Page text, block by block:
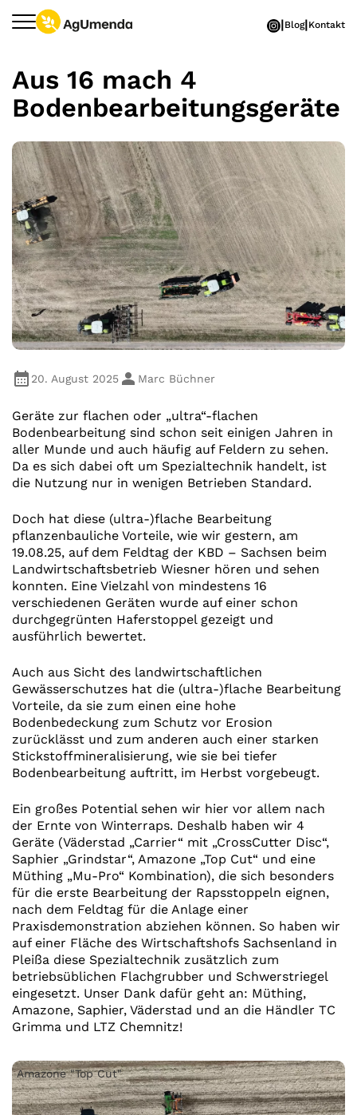
Zum Hauptinhalt springen
Blog Kontakt
Aus 16 mach 4
Bodenbearbeitungsgeräte
20. August 2025 Marc Büchner
Geräte zur flachen oder „ultra“-flachen
Bodenbearbeitung sind schon seit einigen Jahren in
aller Munde und auch häufig auf Feldern zu sehen.
Da es sich dabei oft um Spezialtechnik handelt, ist
die Nutzung nur in wenigen Betrieben Standard.
Doch hat diese (ultra-)flache Bearbeitung
pflanzenbauliche Vorteile, wie wir gestern, am
19.08.25, auf dem Feldtag der KBD – Sachsen beim
Landwirtschaftsbetrieb Wiesner hören und sehen
konnten. Eine Vielzahl von mindestens 16
verschiedenen Geräten wurde auf einer schon
durchgegrünten Haferstoppel gezeigt und
ausführlich bewertet.
Auch aus Sicht des landwirtschaftlichen
Gewässerschutzes hat die (ultra-)flache Bearbeitung
Vorteile, da sie zum einen eine hohe
Bodenbedeckung zum Schutz vor Erosion
zurücklässt und zum anderen auch einer starken
Stickstoffmineralisierung, wie sie bei tiefer
Bodenbearbeitung auftritt, im Herbst vorgebeugt.
Ein großes Potential sehen wir hier vor allem nach
der Ernte von Winterraps. Deshalb haben wir 4
Geräte (Väderstad „Carrier“ mit „CrossCutter Disc“,
Saphier „Grindstar“, Amazone „Top Cut“ und eine
Müthing „Mu-Pro“ Kombination), die sich besonders
für die erste Bearbeitung der Rapsstoppeln eignen,
nach dem Feldtag für die Anlage einer
Praxisdemonstration abziehen können. So haben wir
auf einer Fläche des Wirtschaftshofs Sachsenland in
Pleißa diese Spezialtechnik zusätzlich zum
betriebsüblichen Flachgrubber und Schwerstriegel
eingesetzt. Unser Dank dafür geht an: Müthing,
Amazone, Saphier, Väderstad und an die Händler TC
Grimma und LTZ Chemnitz!
Amazone "Top Cut"